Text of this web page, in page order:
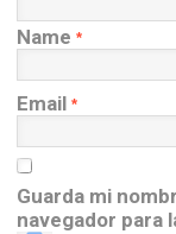
Name *
Email *
Guarda mi
navegador para